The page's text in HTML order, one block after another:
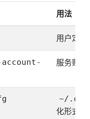
用法
用户定
服务账号
~/
化形式